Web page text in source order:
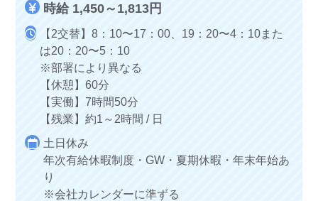
時給 1,450～1,813円
【2交替】8：10〜17：00、19：20〜4：10また
は20：20〜5：10
※部署により異なる
【休憩】60分
【実働】7時間50分
【残業】約1～2時間 / 日
土日休み
年次有給休暇制度・GW・夏期休暇・年末年始あ
り
※会社カレンダーに準ずる